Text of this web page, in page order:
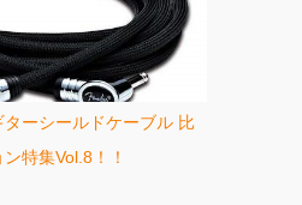
ーシールドケーブル 比
特集Vol.8！！